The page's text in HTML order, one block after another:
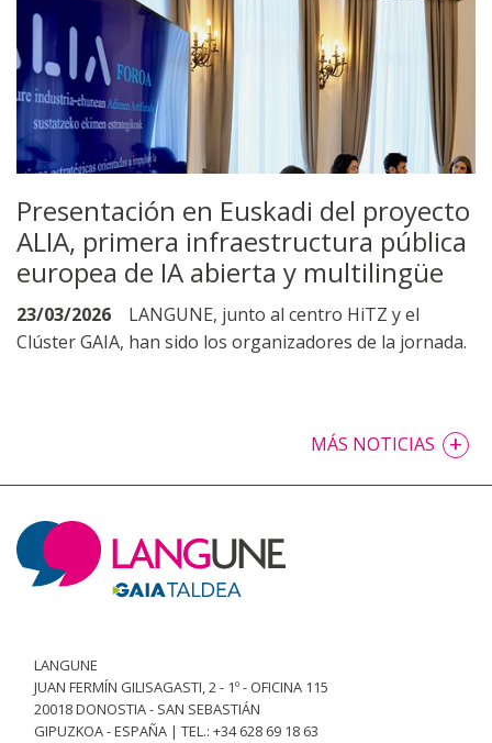
Presentación en Euskadi del proyecto
ALIA, primera infraestructura pública
europea de IA abierta y multilingüe
23/03/2026
LANGUNE, junto al centro HiTZ y el
Clúster GAIA, han sido los organizadores de la jornada.
MÁS NOTICIAS +
LANGUNE
JUAN FERMÍN GILISAGASTI, 2 - 1º - OFICINA 115
20018 DONOSTIA - SAN SEBASTIÁN
GIPUZKOA - ESPAÑA | TEL.: +34 628 69 18 63